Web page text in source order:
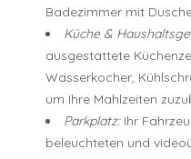
Badezimmer mit
Küche &
ausgestattete
Wasserkocher,
um Ihre Mahlzeiten
Parkplatz:Ihr
beleuchteten und